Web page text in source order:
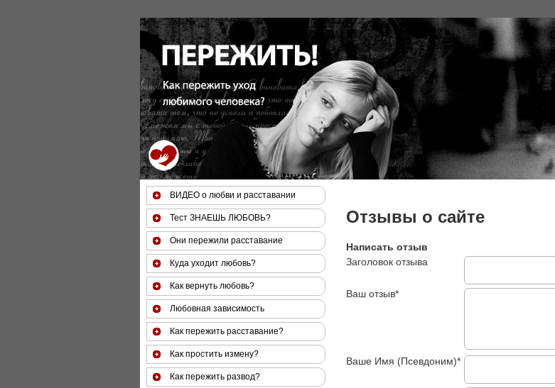
За 50 минут Вы можете оценить тяжесть своего состояния и
Отзывы о сайте
Написать отзыв
Заголовок отзыва
Ваш отзыв*
Ваше Имя (Псевдоним)*
ВИДЕО о любви и расставании
Тест ЗНАЕШЬ ЛЮБОВЬ?
Они пережили расставание
Куда уходит любовь?
Как вернуть любовь?
Любовная зависимость
Как пережить расставание?
Как простить измену?
Как пережить развод?